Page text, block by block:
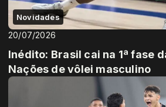
Novidades
20/07/2026
Inédito: Brasil cai na 1ª fase
Nações de vôlei masculino